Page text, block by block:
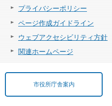
プライバシーポリシー
ページ作成ガイドライン
ウェブアクセシビリティ方針
関連ホームページ
市役所庁舎案内